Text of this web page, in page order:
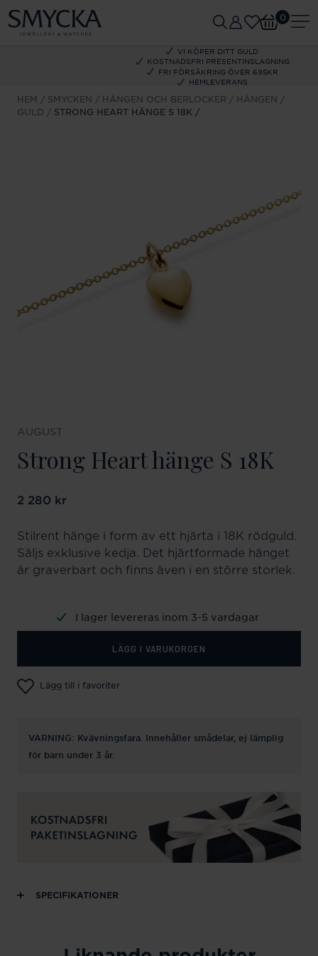
VI KÖPER DITT GULD
KOSTNADSFRI PRESENTINSLAGNING
FRI FÖRSÄKRING ÖVER 695KR
HEMLEVERANS
0
HEM SMYCKEN HÄNGEN OCH BERLOCKER
HÄNGEN
GULD
STRONG HEART HÄNGE S 18K
AUGUST
Strong Heart hänge S 18K
Pris:2 280 kr
2 280 kr
Stilrent hänge i form av ett hjärta i 18K rödguld.
Säljs exklusive kedja. Det hjärtformade hänget
är graverbart och finns även i en större storlek.
I lager levereras inom 3-5 vardagar
LÄGG I VARUKORGEN
Lägg till i favoriter
VARNING: Kvävningsfara. Innehåller smådelar, ej lämplig
för barn under 3 år.
SPECIFIKATIONER